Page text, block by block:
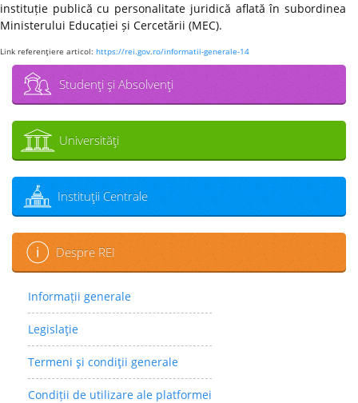
instituție publică cu personalitate juridică aflată în subordinea
Ministerului Educației și Cercetării (MEC).
Link referenţiere articol: https://rei.gov.ro/informatii-generale-14
Studenţi şi Absolvenţi
Universităţi
Instituţii Centrale
Despre REI
Informații generale
Legislaţie
Termeni şi condiţii generale
Condiții de utilizare ale platformei